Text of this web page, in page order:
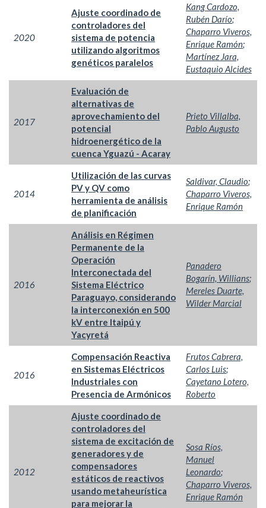
2020
Ajuste coordinado de
controladores del
sistema de potencia
utilizando algoritmos
genéticos paralelos
Kang Cardozo,
Rubén Darío;
Chaparro Viveros,
Enrique Ramón;
Martínez Jara,
Eustaquio Alcides
2017
Evaluación de
alternativas de
aprovechamiento del
potencial
hidroenergético de la
cuenca Yguazú - Acaray
Prieto Villalba,
Pablo Augusto
2014
Utilización de las curvas
PV y QV como
herramienta de análisis
de planificación
Saldivar, Claudio;
Chaparro Viveros,
Enrique Ramón
2016
Análisis en Régimen
Permanente de la
Operación
Interconectada del
Sistema Eléctrico
Paraguayo, considerando
la interconexión en 500
kV entre Itaipú y
Yacyretá
Panadero
Bogarín, Willians;
Mereles Duarte,
Wilder Marcial
2016
Compensación Reactiva
en Sistemas Eléctricos
Industriales con
Presencia de Armónicos
Frutos Cabrera,
Carlos Luis;
Cayetano Lotero,
Roberto
2012
Ajuste coordinado de
controladores del
sistema de excitación de
generadores y de
compensadores
estáticos de reactivos
usando metaheurística
para mejorar la
Sosa Ríos,
Manuel
Leonardo;
Chaparro Viveros,
Enrique Ramón